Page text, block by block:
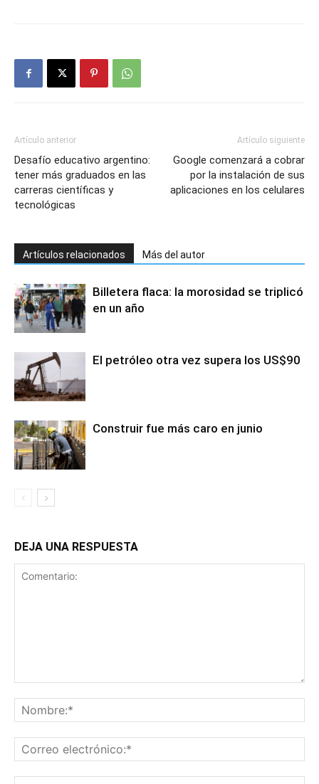
Artículo anterior
Desafío educativo argentino:
tener más graduados en las
carreras científicas y
tecnológicas
Artículo siguiente
Google comenzará a cobrar
por la instalación de sus
aplicaciones en los celulares
Artículos relacionados Más del autor
Billetera flaca: la morosidad se triplicó
en un año
El petróleo otra vez supera los US$90
Construir fue más caro en junio
DEJA UNA RESPUESTA